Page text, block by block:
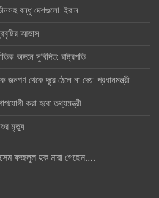
বন্ধু দেশগুলো: ইরান
আভাস
অঙ্গনে সুবিদিত: রাষ্ট্রপতি
থেকে দূরে ঠেলে না দেয়: প্রধানমন্ত্রী
করা হবে: তথ্যমন্ত্রী
মৃত্যু
ফজলুল হক মারা গেছেন….